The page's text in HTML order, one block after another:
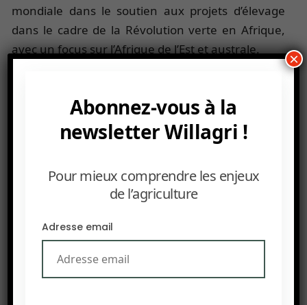
mondiale dans le soutien aux projets d’élevage
dans le cadre de la Révolution verte en Afrique,
avec un focus sur l’Afrique de l’Est et australe.
Abonnez-vous à la
newsletter Willagri !
Pour mieux comprendre les enjeux
de l’agriculture
Adresse email
×